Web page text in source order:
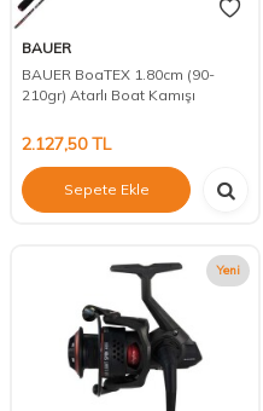
BAUER
BAUER BoaTEX 1.80cm (90-
210gr) Atarlı Boat Kamışı
2.127,50TL
Sepete Ekle
Yeni